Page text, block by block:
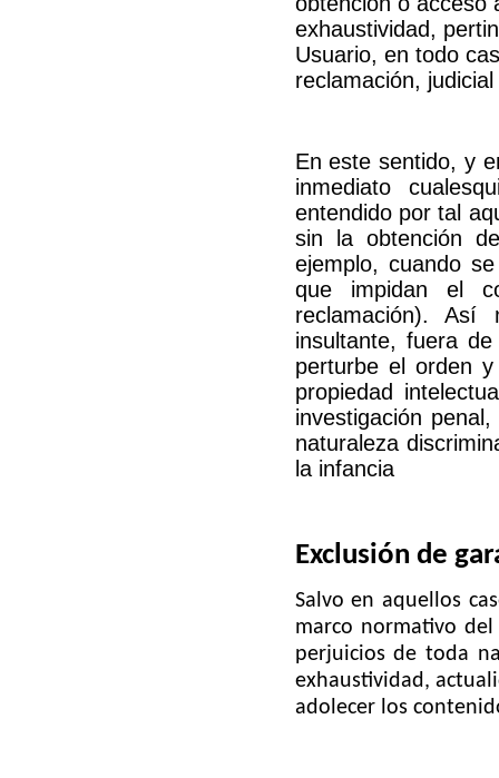
exhaustividad,
Usuario, en todo
reclamación,
En este sentido, y
inmediato
entendido por tal
sin la obtención
ejemplo, cuando
que impidan el
reclamación). Así
insultante, fuera
perturbe el orden
propiedad
investigación
naturaleza
la infancia
Exclusión de
Salvo en aquellos
marco normativo
perjuicios de toda
exhaustividad,
adolecer los